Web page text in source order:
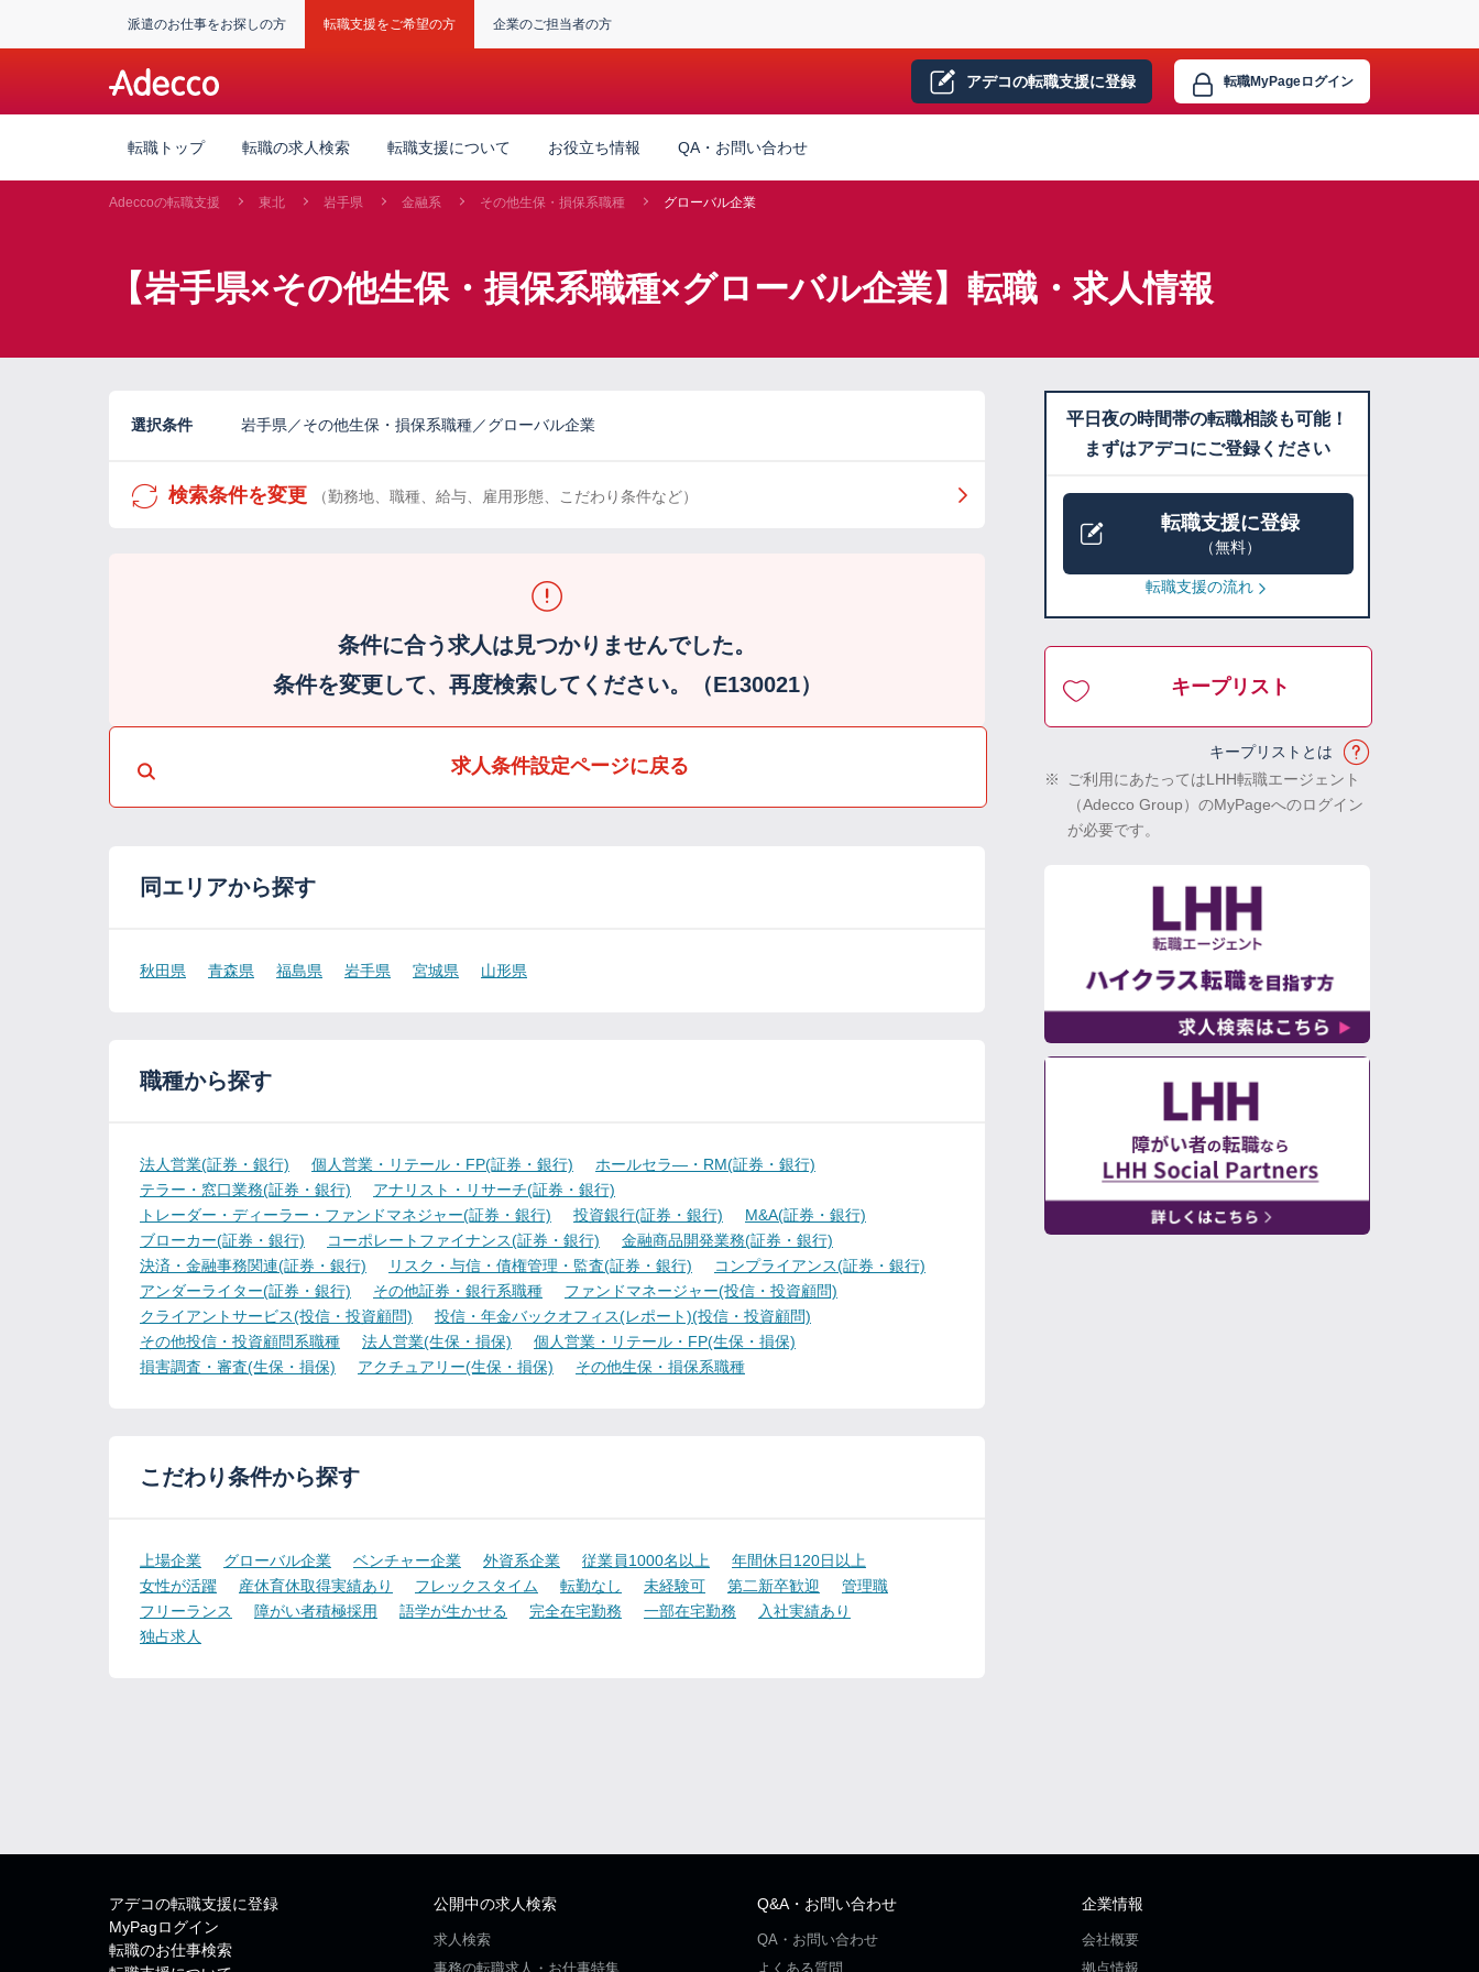
派遣のお仕事をお探しの方 転職支援をご希望の方 企業のご担当者の方
アデコの転職支援に登録 転職MyPageログイン
転職トップ 転職の求人検索 転職支援について お役立ち情報 QA・お問い合わせ
Adeccoの転職支援 東北 岩手県 金融系 その他生保・損保系職種 グローバル企業
【岩手県×その他生保・損保系職種×グローバル企業】転職・求人情報
選択条件 岩手県／その他生保・損保系職種／グローバル企業
検索条件を変更 （勤務地、職種、給与、雇用形態、こだわり条件など）
条件に合う求人は見つかりませんでした。
条件を変更して、再度検索してください。（E130021）
求人条件設定ページに戻る
同エリアから探す
秋田県 青森県 福島県 岩手県 宮城県 山形県
職種から探す
法人営業(証券・銀行) 個人営業・リテール・FP(証券・銀行)
ホールセラ―・RM(証券・銀行)
テラー・窓口業務(証券・銀行)
アナリスト・リサーチ(証券・銀行)
トレーダー・ディーラー・ファンドマネジャー(証券・銀行)
投資銀行(証券・銀行)
M&A(証券・銀行)
ブローカー(証券・銀行)
コーポレートファイナンス(証券・銀行)
金融商品開発業務(証券・銀行)
決済・金融事務関連(証券・銀行)
リスク・与信・債権管理・監査(証券・銀行)
コンプライアンス(証券・銀行)
アンダーライター(証券・銀行)
その他証券・銀行系職種
ファンドマネージャー(投信・投資顧問)
クライアントサービス(投信・投資顧問)
投信・年金バックオフィス(レポート)(投信・投資顧問)
その他投信・投資顧問系職種
法人営業(生保・損保)
個人営業・リテール・FP(生保・損保)
損害調査・審査(生保・損保)
アクチュアリー(生保・損保) その他生保・損保系職種
こだわり条件から探す
上場企業 グローバル企業 ベンチャー企業 外資系企業 従業員1000名以上
年間休日120日以上
女性が活躍
産休育休取得実績あり フレックスタイム 転勤なし 未経験可 第二新卒歓迎
管理職
フリーランス
障がい者積極採用 語学が生かせる 完全在宅勤務 一部在宅勤務
入社実績あり
独占求人
平日夜の時間帯の転職相談も可能！
まずはアデコにご登録ください
転職支援に登録
（無料）
転職支援の流れ
キープリスト
キープリストとは
※
ご利用にあたってはLHH転職エージェント
（Adecco Group）のMyPageへのログイン
が必要です。
アデコの転職支援に登録
MyPagログイン
転職のお仕事検索
公開中の求人検索
求人検索
事務の転職求人・お仕事特集
Q&A・お問い合わせ
QA・お問い合わせ
よくある質問
企業情報
会社概要
拠点情報